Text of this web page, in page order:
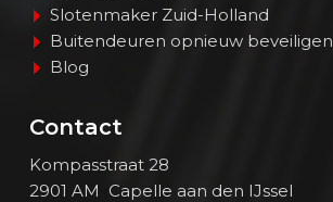
Slotenmaker Zuid-Holland
Buitendeuren opnieuw beveiligen
Blog
Contact
Kompasstraat 28
2901 AM Capelle aan den IJssel